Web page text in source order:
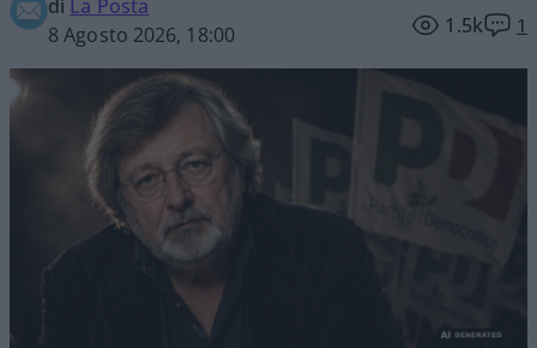
di La Posta
8 Agosto 2026, 18:00
1.5k 1